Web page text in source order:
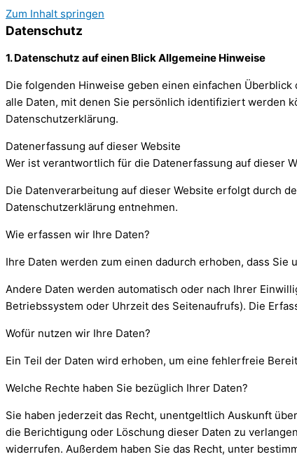
Zum Inhalt springen
Datenschutz
1. Datenschutz auf einen Blick Allgemeine Hinweise
Die folgenden Hinweise geben einen einfachen
alle Daten, mit denen Sie persönlich identifiziert werden
Datenschutzerklärung.
Datenerfassung auf dieser Website
Wer ist verantwortlich für die Datenerfassung auf dieser
Die Datenverarbeitung auf dieser Website erfolgt durch
Datenschutzerklärung entnehmen.
Wie erfassen wir Ihre Daten?
Ihre Daten werden zum einen dadurch erhoben, dass
Andere Daten werden automatisch oder nach Ihrer
Betriebssystem oder Uhrzeit des Seitenaufrufs). Die
Wofür nutzen wir Ihre Daten?
Ein Teil der Daten wird erhoben, um eine fehlerfreie
Welche Rechte haben Sie bezüglich Ihrer Daten?
Sie haben jederzeit das Recht, unentgeltlich Auskunft
die Berichtigung oder Löschung dieser Daten zu
widerrufen. Außerdem haben Sie das Recht, unter